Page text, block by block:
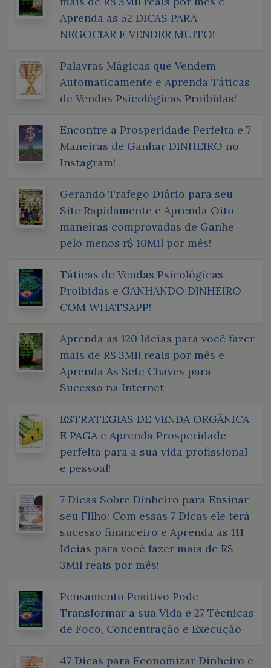
Aprenda as 52 DICAS PARA
NEGOCIAR E VENDER MUITO!
Palavras Mágicas que Vendem
Automaticamente e Aprenda Táticas
de Vendas Psicológicas Proibidas!
Encontre a Prosperidade Perfeita e 7
Maneiras de Ganhar DINHEIRO no
Instagram!
Gerando Trafego Diário para seu
Site Rapidamente e Aprenda Oito
maneiras comprovadas de Ganhe
pelo menos r$ 10Mil por mês!
Táticas de Vendas Psicológicas
Proibidas e GANHANDO DINHEIRO
COM WHATSAPP!
Aprenda as 120 Ideias para você fazer
mais de R$ 3Mil reais por mês e
Aprenda As Sete Chaves para
Sucesso na Internet
ESTRATÉGIAS DE VENDA ORGÂNICA
E PAGA e Aprenda Prosperidade
perfeita para a sua vida profissional
e pessoal!
7 Dicas Sobre Dinheiro para Ensinar
seu Filho: Com essas 7 Dicas ele terá
sucesso financeiro e Aprenda as 111
Ideias para você fazer mais de R$
3Mil reais por mês!
Pensamento Positivo Pode
Transformar a sua Vida e 27 Técnicas
de Foco, Concentração e Execução
47 Dicas para Economizar Dinheiro e